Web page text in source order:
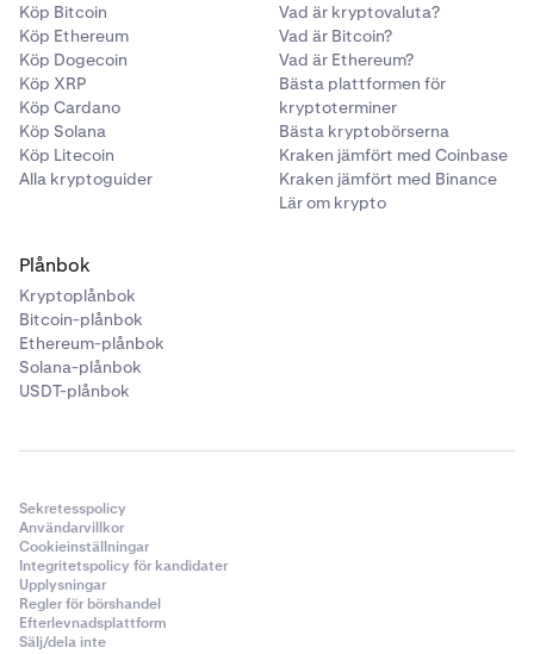
Köp Bitcoin
Köp Ethereum
Köp Dogecoin
Köp XRP
Köp Cardano
Köp Solana
Köp Litecoin
Alla kryptoguider
Vad är kryptovaluta?
Vad är Bitcoin?
Vad är Ethereum?
Bästa plattformen för
kryptoterminer
Bästa kryptobörserna
Kraken jämfört med Coinbase
Kraken jämfört med Binance
Lär om krypto
Plånbok
Kryptoplånbok
Bitcoin-plånbok
Ethereum-plånbok
Solana-plånbok
USDT-plånbok
Sekretesspolicy
Användarvillkor
Cookieinställningar
Integritetspolicy för kandidater
Upplysningar
Regler för börshandel
Efterlevnadsplattform
Sälj/dela inte